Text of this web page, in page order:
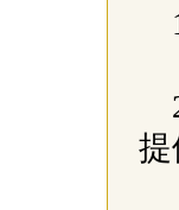
提